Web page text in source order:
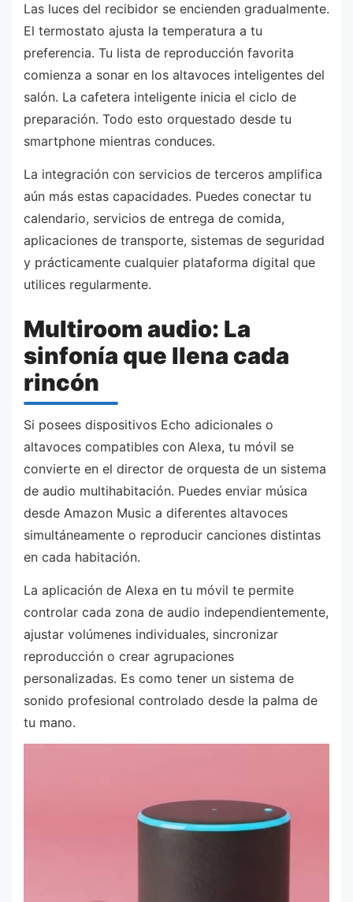
Las luces del recibidor se encienden gradualmente.
El termostato ajusta la temperatura a tu
preferencia. Tu lista de reproducción favorita
comienza a sonar en los altavoces inteligentes del
salón. La cafetera inteligente inicia el ciclo de
preparación. Todo esto orquestado desde tu
smartphone mientras conduces.
La integración con servicios de terceros amplifica
aún más estas capacidades. Puedes conectar tu
calendario, servicios de entrega de comida,
aplicaciones de transporte, sistemas de seguridad
y prácticamente cualquier plataforma digital que
utilices regularmente.
Multiroom audio: La
sinfonía que llena cada
rincón
Si posees dispositivos Echo adicionales o
altavoces compatibles con Alexa, tu móvil se
convierte en el director de orquesta de un sistema
de audio multihabitación. Puedes enviar música
desde Amazon Music a diferentes altavoces
simultáneamente o reproducir canciones distintas
en cada habitación.
La aplicación de Alexa en tu móvil te permite
controlar cada zona de audio independientemente,
ajustar volúmenes individuales, sincronizar
reproducción o crear agrupaciones
personalizadas. Es como tener un sistema de
sonido profesional controlado desde la palma de
tu mano.